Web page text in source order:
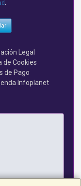
Legal
de Cookies
de Pago
Infoplanet